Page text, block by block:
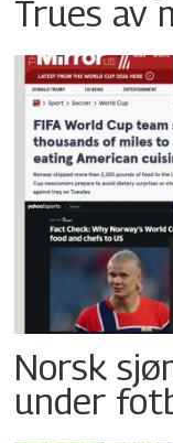
Trues av
Norsk
under